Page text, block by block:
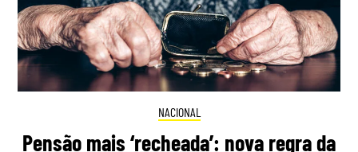
NACIONAL
Pensão mais ‘recheada’: nova regra da